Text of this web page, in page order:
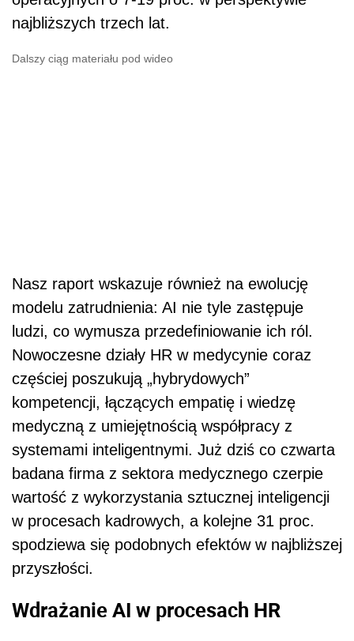
najbliższych trzech lat.
Dalszy ciąg materiału pod wideo
Nasz raport wskazuje również na ewolucję
modelu zatrudnienia: AI nie tyle zastępuje
ludzi, co wymusza przedefiniowanie ich ról.
Nowoczesne działy HR w medycynie coraz
częściej poszukują „hybrydowych”
kompetencji, łączących empatię i wiedzę
medyczną z umiejętnością współpracy z
systemami inteligentnymi. Już dziś co czwarta
badana firma z sektora medycznego czerpie
wartość z wykorzystania sztucznej inteligencji
w procesach kadrowych, a kolejne 31 proc.
spodziewa się podobnych efektów w najbliższej
przyszłości.
Wdrażanie AI w procesach HR